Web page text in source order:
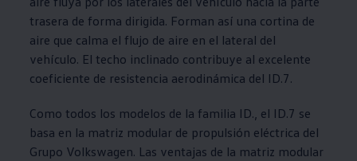
trasera de forma dirigida. Forman así una cortina de
aire que calma el flujo de aire en el lateral del
vehículo. El techo inclinado contribuye al excelente
coeficiente de resistencia aerodinámica del ID.7.
Como todos los modelos de la familia ID., el ID.7 se
basa en la matriz modular de propulsión eléctrica del
Grupo Volkswagen. Las ventajas de la matriz modular